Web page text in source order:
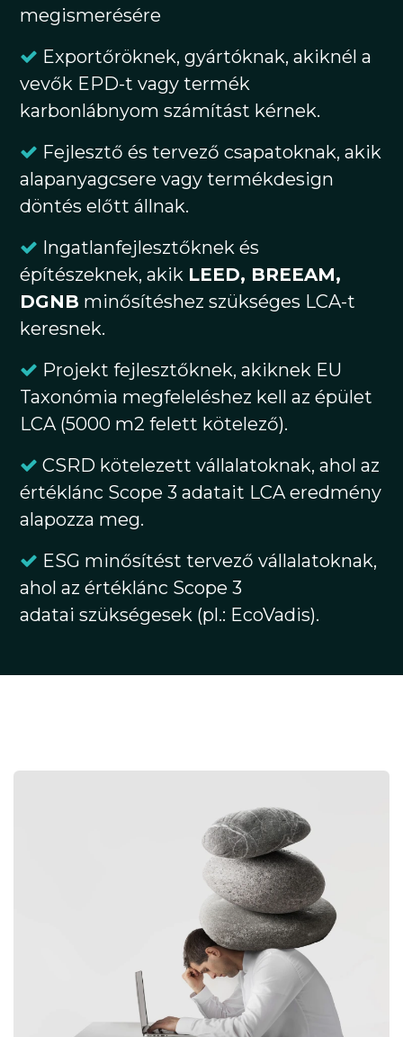
megismerésére
Exportőröknek, gyártóknak, akiknél a
vevők EPD-t vagy termék
karbonlábnyom számítást kérnek.
Fejlesztő és tervező csapatoknak, akik
alapanyagcsere vagy termékdesign
döntés előtt állnak.
Ingatlanfejlesztőknek és
építészeknek, akik LEED, BREEAM,
DGNB minősítéshez szükséges LCA-t
keresnek.
Projekt fejlesztőknek, akiknek EU
Taxonómia megfeleléshez kell az épület
LCA (5000 m2 felett kötelező).
CSRD kötelezett vállalatoknak, ahol az
értéklánc Scope 3 adatait LCA eredmény
alapozza meg.
ESG minősítést tervező vállalatoknak,
ahol az értéklánc Scope 3
adatai szükségesek (pl.: EcoVadis).